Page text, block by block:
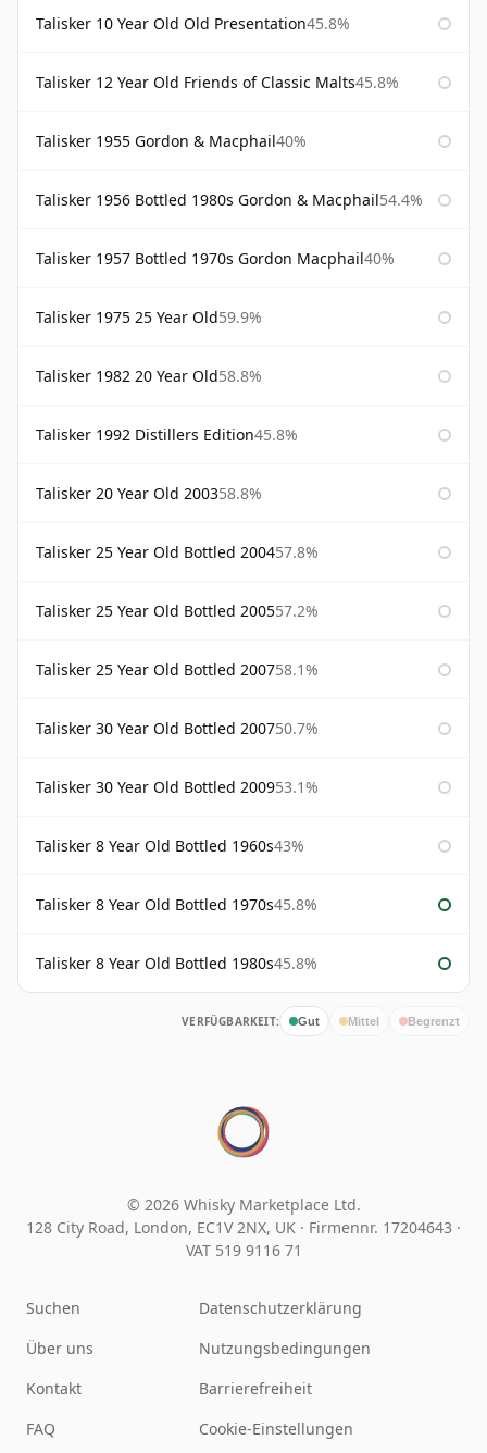
Talisker 10 Year Old Old Presentation45.8%
Talisker 12 Year Old Friends of Classic Malts45.8%
Talisker 1955 Gordon & Macphail40%
Talisker 1956 Bottled 1980s Gordon & Macphail54.4%
Talisker 1957 Bottled 1970s Gordon Macphail40%
Talisker 1975 25 Year Old59.9%
Talisker 1982 20 Year Old58.8%
Talisker 1992 Distillers Edition45.8%
Talisker 20 Year Old 200358.8%
Talisker 25 Year Old Bottled 200457.8%
Talisker 25 Year Old Bottled 200557.2%
Talisker 25 Year Old Bottled 200758.1%
Talisker 30 Year Old Bottled 200750.7%
Talisker 30 Year Old Bottled 200953.1%
Talisker 8 Year Old Bottled 1960s43%
Talisker 8 Year Old Bottled 1970s45.8%
Talisker 8 Year Old Bottled 1980s45.8%
VERFÜGBARKEIT: Gut Mittel Begrenzt
© 2026 Whisky Marketplace Ltd.
128 City Road, London, EC1V 2NX, UK · Firmennr. 17204643 ·
VAT 519 9116 71
Suchen
Über uns
Kontakt
FAQ
Datenschutzerklärung
Nutzungsbedingungen
Barrierefreiheit
Cookie-Einstellungen